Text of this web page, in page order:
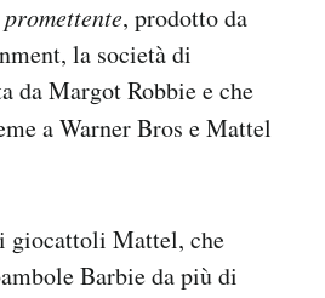
, prodotto da
la società di
da Margot Robbie e che
a Warner Bros e Mattel
giocattoli Mattel, che
Barbie da più di